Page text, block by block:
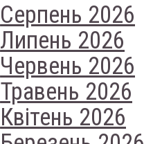
Серпень 2026
Липень 2026
Червень 2026
Травень 2026
Квітень 2026